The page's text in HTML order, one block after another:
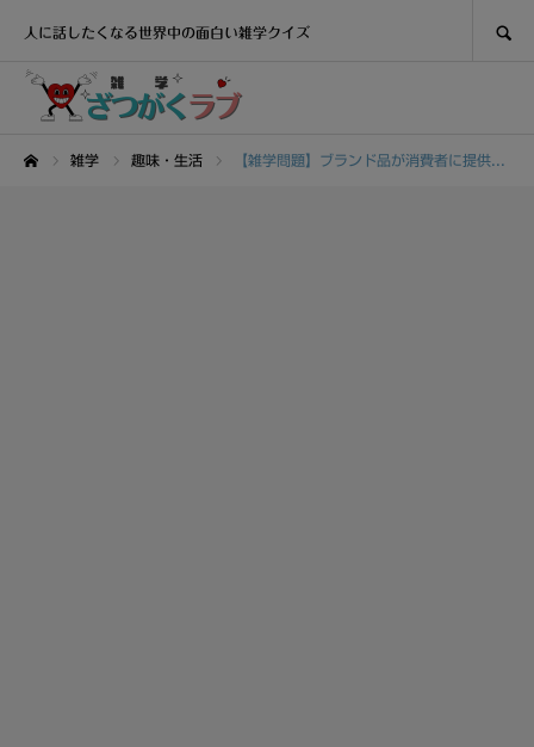
人に話したくなる世界中の面白い雑学クイズ
雑学 趣味・生活 【雑学問題】ブランド品が消費者に提供する主な価値は〇〇